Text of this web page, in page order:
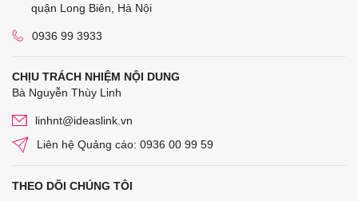
quận Long Biên, Hà Nội
0936 99 3933
CHỊU TRÁCH NHIỆM NỘI DUNG
Bà Nguyễn Thùy Linh
linhnt@ideaslink.vn
Liên hệ Quảng cáo: 0936 00 99 59
THEO DÕI CHÚNG TÔI